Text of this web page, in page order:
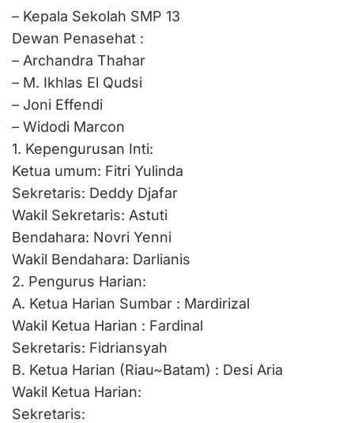
– Kepala Sekolah SMP 13
Dewan Penasehat :
– Archandra Thahar
– M. Ikhlas El Qudsi
– Joni Effendi
– Widodi Marcon
1. Kepengurusan Inti:
Ketua umum: Fitri Yulinda
Sekretaris: Deddy Djafar
Wakil Sekretaris: Astuti
Bendahara: Novri Yenni
Wakil Bendahara: Darlianis
2. Pengurus Harian:
A. Ketua Harian Sumbar : Mardirizal
Wakil Ketua Harian : Fardinal
Sekretaris: Fidriansyah
B. Ketua Harian (Riau~Batam) : Desi Aria
Wakil Ketua Harian:
Sekretaris: